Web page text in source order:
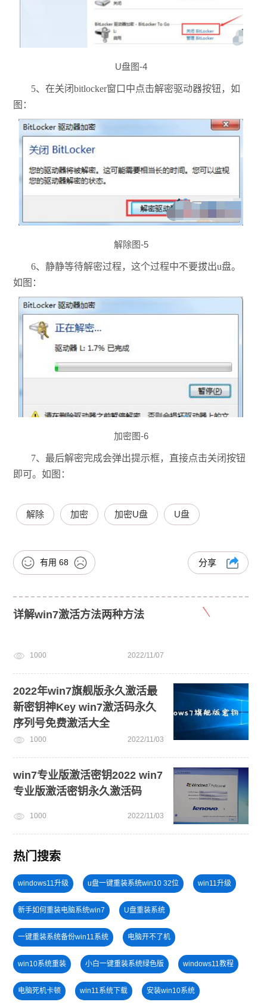
U盘图-4
5、在关闭bitlocker窗口中点击解密驱动器按钮，如
图：
解除图-5
6、静静等待解密过程，这个过程中不要拔出u盘。
如图：
加密图-6
7、最后解密完成会弹出提示框，直接点击关闭按钮
即可。如图：
解除 加密 加密U盘 U盘
有用 68 分享
详解win7激活方法两种方法
1000 2022/11/07
2022年win7旗舰版永久激活最
新密钥神Key win7激活码永久
序列号免费激活大全
1000 2022/11/03
win7专业版激活密钥2022 win7
专业版激活密钥永久激活码
1000 2022/11/03
热门搜索
windows11升级 u盘一键重装系统win10 32位 win11升级
新手如何重装电脑系统win7 U盘重装系统
一键重装系统备份win11系统 电脑开不了机
win10系统重装 小白一键重装系统绿色版 windows11教程
电脑死机卡顿 win11系统下载 安装win10系统